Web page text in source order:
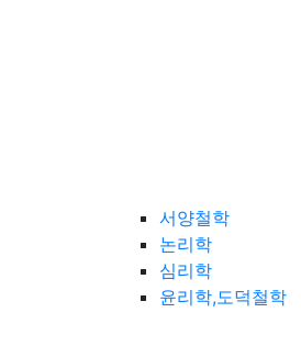
서양철학
논리학
심리학
윤리학,도덕철학